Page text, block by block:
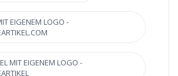
EIGENEM LOGO -
MIT EIGENEM LOGO -